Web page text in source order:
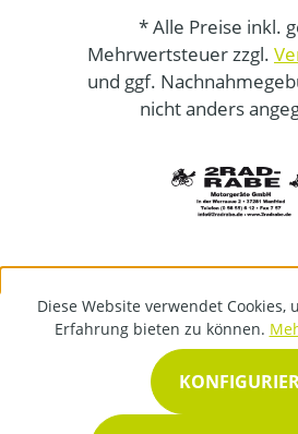
* Alle Preise inkl.
Mehrwertsteuer zzgl.
und ggf.
nicht anders
Diese Website verwendet Cookies,
Erfahrung bieten zu können.